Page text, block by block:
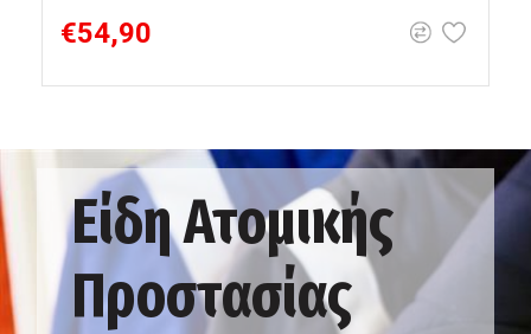
€54,90
Είδη Ατομικής
Προστασίας